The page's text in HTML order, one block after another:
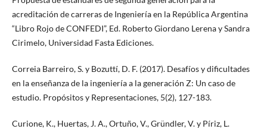
acreditación de carreras de Ingeniería en la República Argentina
“Libro Rojo de CONFEDI”, Ed. Roberto Giordano Lerena y Sandra
Cirimelo, Universidad Fasta Ediciones.
Correia Barreiro, S. y Bozuttí, D. F. (2017). Desafíos y dificultades
en la enseñanza de la ingeniería a la generación Z: Un caso de
estudio. Propósitos y Representaciones, 5(2), 127-183.
Curione, K., Huertas, J. A., Ortuño, V., Gründler, V. y Píriz, L.